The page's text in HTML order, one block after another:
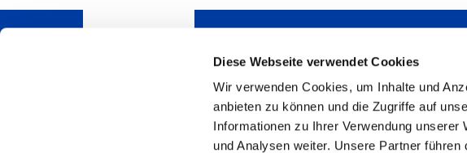
Diese Webseite verwendet Cookies
Wir verwenden Cookies, um Inhalte und
anbieten zu können und die Zugriffe auf
Informationen zu Ihrer Verwendung
und Analysen weiter. Unsere Partner
Do you have questions? We will be
pleased to answer.
In Laisen 74